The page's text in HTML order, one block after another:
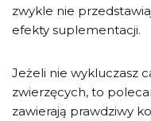
zwykle nie
efekty suplementacji.
Jeżeli nie wykluczasz
zwierzęcych, to
zawierają prawdziwy